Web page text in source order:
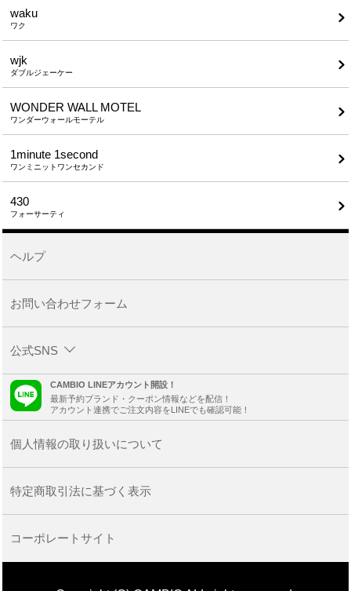
waku
ワク
wjk
ダブルジェーケー
WONDER WALL MOTEL
ワンダーウォールモーテル
1minute​ 1second
ワンミニットワンセカンド
430
フォーサーティ
ヘルプ
お問い合わせフォーム
公式SNS
CAMBIO LINEアカウント開設！
最新予約ブランド・クーポン情報などを配信！
アカウント連携でご注文内容をLINEでも確認可能！
個人情報の取り扱いについて
特定商取引法に基づく表示
コーポレートサイト